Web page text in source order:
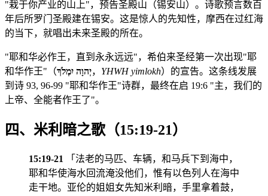
"栽于你产业的山上"，预告圣殿山（锡安山）。诗歌预言数百
年后所罗门圣殿建在锡安。这是惊人的先知性，摩西在过红海
的当下，就唱出未来圣殿的所在。
"耶和华必作王，直到永永远远"，希伯来圣经第一次出现"耶
和华作王"（יְהוָה יִמְלֹךְ， YHWH yimlokh）的宣告。这条线发展
到诗 93, 96-99 "耶和华作王"诗群，最终在启 19:6 "主，我们的
上帝、全能者作王了"。
四、米利暗之歌（15:19-21）
15:19-21
「法老的马匹、车辆，和马兵下到海中，
耶和华使海水回流淹没他们，惟有以色列人在海中
走干地。亚伦的姐姐女先知米利暗，手里拿着鼓，